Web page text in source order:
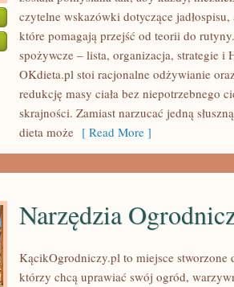
czytelne wskazówki dotyczące
które pomagają przejść od teorii do
spożywcze – lista, organizacja, strategie i
OKdieta.pl stoi racjonalne odżywianie
redukcję masy ciała bez niepotrzebnego
skrajności. Zamiast narzucać jedną
dieta może [ Read More ]
Narzędzia
KącikOgrodniczy.pl to miejsce
którzy chcą uprawiać swój ogród,